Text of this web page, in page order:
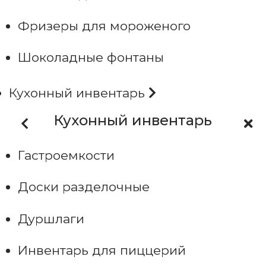
Фризеры для мороженого
Шоколадные фонтаны
Кухонный инвентарь
Кухонный инвентарь
Гастроемкости
Доски разделочные
Дуршлаги
Инвентарь для пиццерий